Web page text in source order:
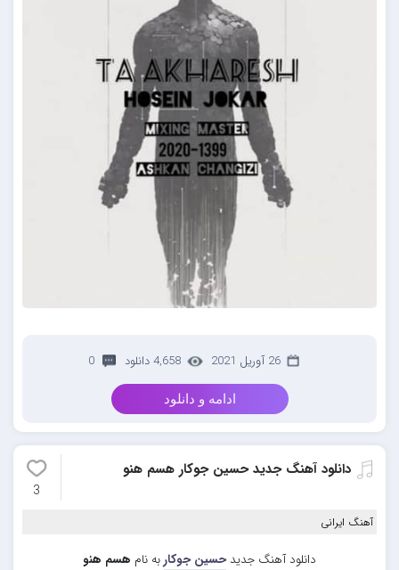
26 آوریل 2021 4,658 دانلود 0
ادامه و دانلود
دانلود آهنگ جدید حسین جوکار هسم هنو
3
آهنگ ایرانی
دانلود آهنگ جدیدحسین جوکاربه نام هسم هنو